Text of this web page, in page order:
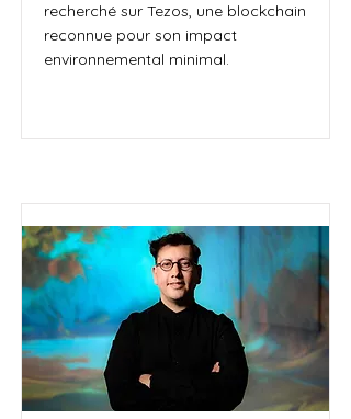
recherché sur Tezos, une blockchain
reconnue pour son impact
environnemental minimal.